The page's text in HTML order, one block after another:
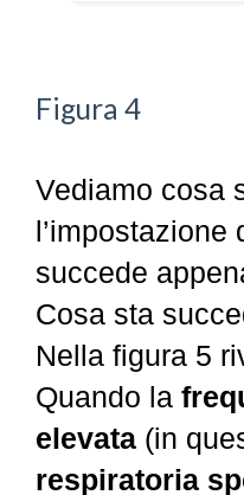
Figura 4
Vediamo cosa
succede
Cosa sta
Nella figura 5
Quando la
elevata (in
respiratoria